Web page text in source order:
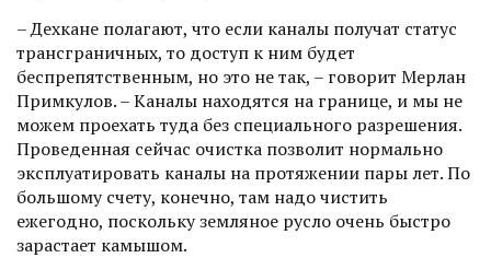
– Дехкане полагают, что если каналы получат статус
трансграничных, то доступ к ним будет
беспрепятственным, но это не так, – говорит Мерлан
Примкулов. – Каналы находятся на границе, и мы не
можем проехать туда без специального разрешения.
Проведенная сейчас очистка позволит нормально
эксплуатировать каналы на протяжении пары лет. По
большому счету, конечно, там надо чистить
ежегодно, поскольку земляное русло очень быстро
зарастает камышом.